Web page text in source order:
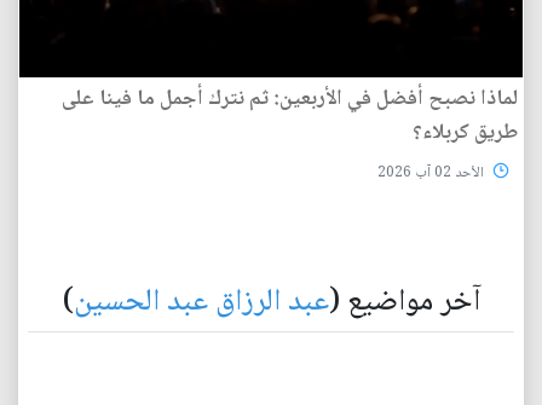
لماذا نصبح أفضل في الأربعين: ثم نترك أجمل ما فينا على
طريق كربلاء؟
الأحد 02 آب 2026
آخر مواضيع (عبد الرزاق عبد الحسين)